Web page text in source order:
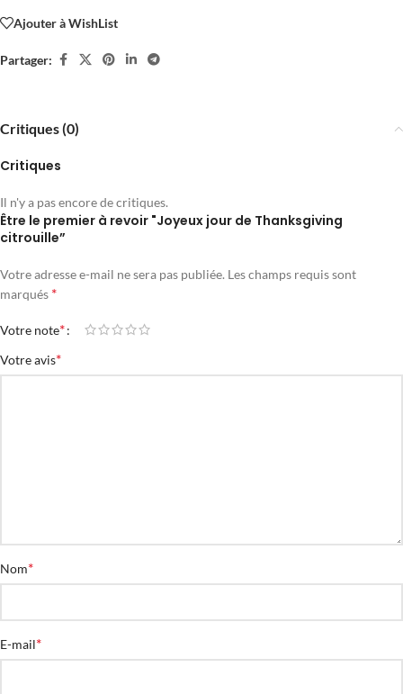
Ajouter à WishList
Partager:
Critiques (0)
Critiques
Il n'y a pas encore de critiques.
Être le premier à revoir "Joyeux jour de Thanksgiving
citrouille”
Votre adresse e-mail ne sera pas publiée. Les champs requis sont
marqués *
Votre note*
Votre avis*
Nom*
E-mail*